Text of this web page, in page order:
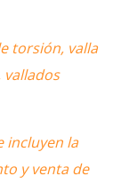
torsión, valla
vallados
incluyen la
y venta de